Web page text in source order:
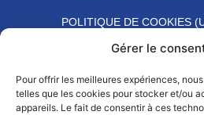
Gérer le
Pour offrir les meilleures expériences,
telles que les cookies pour stocker et/ou
appareils. Le fait de consentir à ces
POLITIQUE DE COOKIES